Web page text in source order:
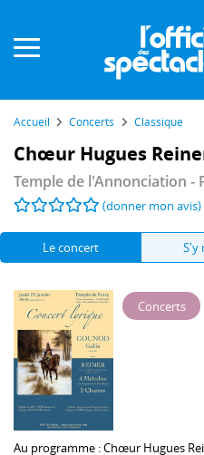
Accueil Concerts Classique
Chœur Hugues
Temple de l'Annonciation -
(donner mon avis)
Le concert S'y
Concerts
Au programme :Chœur Hugues